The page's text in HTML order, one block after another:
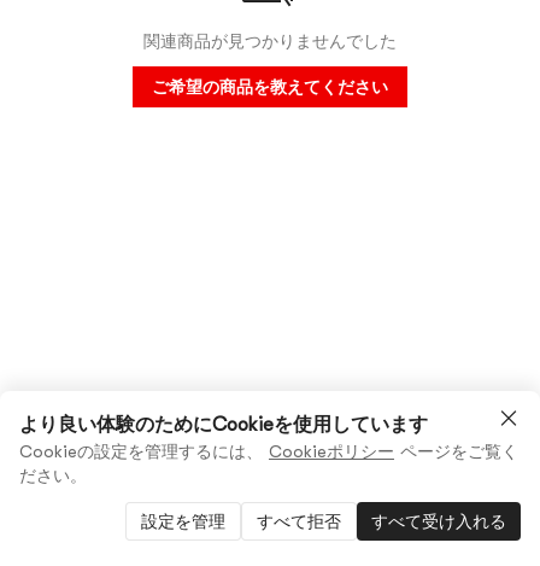
関連商品が見つかりませんでした
ご希望の商品を教えてください
より良い体験のためにCookieを使用しています
Cookieの設定を管理するには、 Cookieポリシー ページをご覧く
ださい。
設定を管理 すべて拒否 すべて受け入れる